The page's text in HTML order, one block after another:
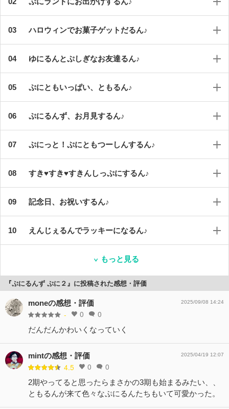
ハロウィンでお菓子ゲットだるん♪
ゆにるんとぷしぎなお友達るん♪
ぷにともいっぱい、ともるん♪
ぷにるんず、お月見するん♪
ぷにっと！ぷにともつーしんするん♪
すき♥すき♥すきんしっぷにするん♪
記念日、お祝いするん♪
えんじぇるんでラッキーになるん♪
もっと見る
『ぷにるんず ぷに２』に投稿された感想・評価
moneの感想・評価
- 0 0
2025/09/08 14:24
だんだんかわいくなっていく
mintの感想・評価
4.5 0 0
2025/04/19 12:07
2期やってると思ったらまさかの3期も始まるみたい、、
ともるんが来て色々なぷにるんたちもいて可愛かった。